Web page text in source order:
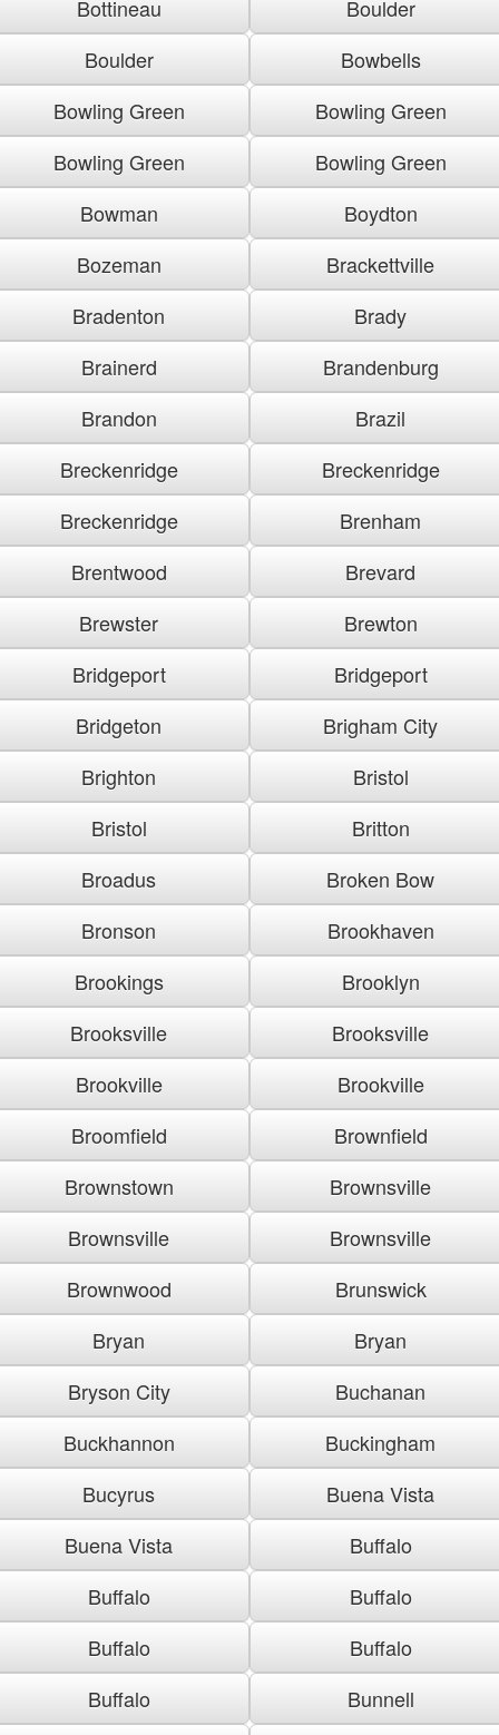
Bottineau
Boulder
Boulder
Bowbells
Bowling Green
Bowling Green
Bowling Green
Bowling Green
Bowman
Boydton
Bozeman
Brackettville
Bradenton
Brady
Brainerd
Brandenburg
Brandon
Brazil
Breckenridge
Breckenridge
Breckenridge
Brenham
Brentwood
Brevard
Brewster
Brewton
Bridgeport
Bridgeport
Bridgeton
Brigham City
Brighton
Bristol
Bristol
Britton
Broadus
Broken Bow
Bronson
Brookhaven
Brookings
Brooklyn
Brooksville
Brooksville
Brookville
Brookville
Broomfield
Brownfield
Brownstown
Brownsville
Brownsville
Brownsville
Brownwood
Brunswick
Bryan
Bryan
Bryson City
Buchanan
Buckhannon
Buckingham
Bucyrus
Buena Vista
Buena Vista
Buffalo
Buffalo
Buffalo
Buffalo
Buffalo
Buffalo
Bunnell